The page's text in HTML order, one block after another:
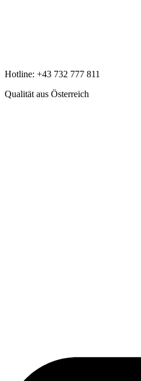
Hotline: +43 732 777 811
Qualität aus Österreich